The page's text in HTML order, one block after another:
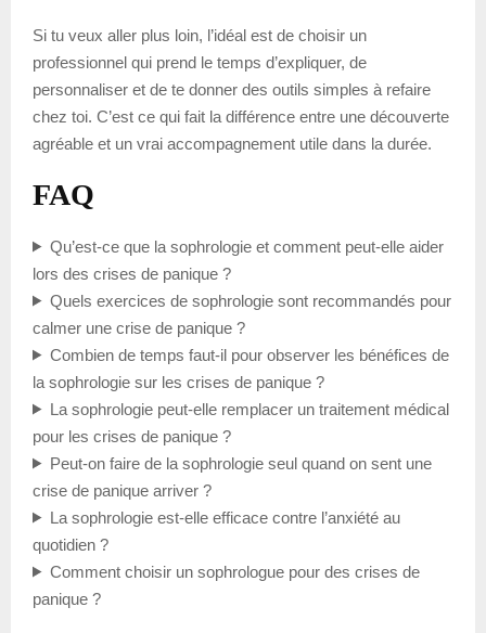
Si tu veux aller plus loin, l’idéal est de choisir un
professionnel qui prend le temps d’expliquer, de
personnaliser et de te donner des outils simples à refaire
chez toi. C’est ce qui fait la différence entre une découverte
agréable et un vrai accompagnement utile dans la durée.
FAQ
Qu’est-ce que la sophrologie et comment peut-elle aider
lors des crises de panique ?
Quels exercices de sophrologie sont recommandés pour
calmer une crise de panique ?
Combien de temps faut-il pour observer les bénéfices de
la sophrologie sur les crises de panique ?
La sophrologie peut-elle remplacer un traitement médical
pour les crises de panique ?
Peut-on faire de la sophrologie seul quand on sent une
crise de panique arriver ?
La sophrologie est-elle efficace contre l’anxiété au
quotidien ?
Comment choisir un sophrologue pour des crises de
panique ?